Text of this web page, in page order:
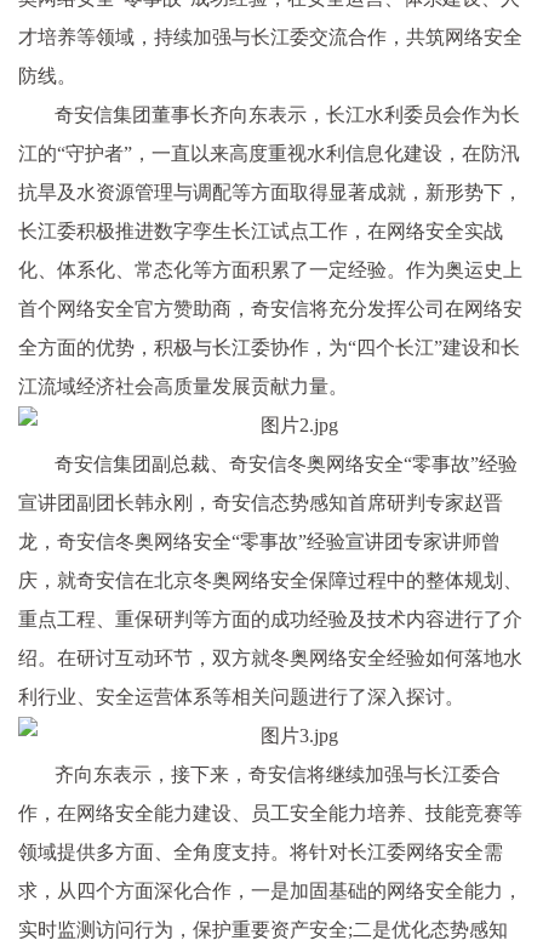
才培养等领域，持续加强与长江委交流合作，共筑网络安全
防线。
奇安信集团董事长齐向东表示，长江水利委员会作为长
江的“守护者”，一直以来高度重视水利信息化建设，在防汛
抗旱及水资源管理与调配等方面取得显著成就，新形势下，
长江委积极推进数字孪生长江试点工作，在网络安全实战
化、体系化、常态化等方面积累了一定经验。作为奥运史上
首个网络安全官方赞助商，奇安信将充分发挥公司在网络安
全方面的优势，积极与长江委协作，为“四个长江”建设和长
江流域经济社会高质量发展贡献力量。
奇安信集团副总裁、奇安信冬奥网络安全“零事故”经验
宣讲团副团长韩永刚，奇安信态势感知首席研判专家赵晋
龙，奇安信冬奥网络安全“零事故”经验宣讲团专家讲师曾
庆，就奇安信在北京冬奥网络安全保障过程中的整体规划、
重点工程、重保研判等方面的成功经验及技术内容进行了介
绍。在研讨互动环节，双方就冬奥网络安全经验如何落地水
利行业、安全运营体系等相关问题进行了深入探讨。
齐向东表示，接下来，奇安信将继续加强与长江委合
作，在网络安全能力建设、员工安全能力培养、技能竞赛等
领域提供多方面、全角度支持。将针对长江委网络安全需
求，从四个方面深化合作，一是加固基础的网络安全能力，
实时监测访问行为，保护重要资产安全;二是优化态势感知